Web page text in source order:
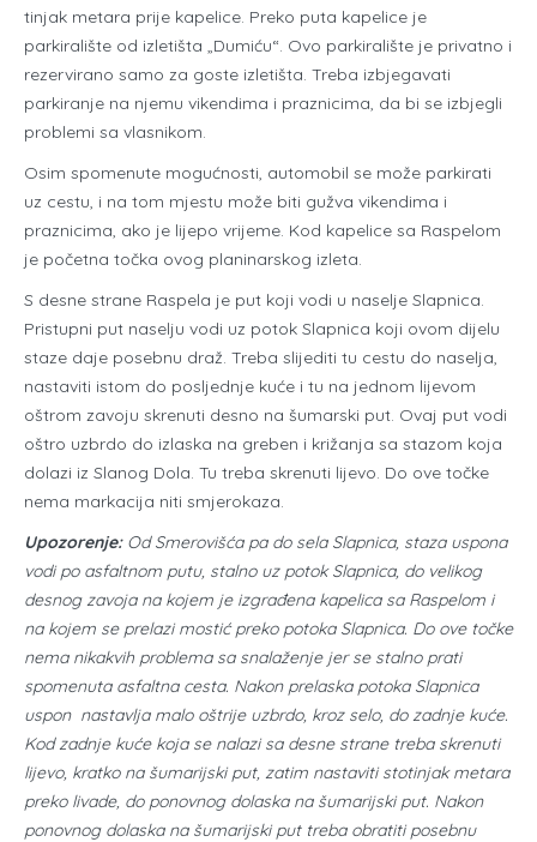
tinjak metara prije kapelice. Preko puta kapelice je
parkiralište od izletišta „Dumiću“. Ovo parkiralište je privatno i
rezervirano samo za goste izletišta. Treba izbjegavati
parkiranje na njemu vikendima i praznicima, da bi se izbjegli
problemi sa vlasnikom.
Osim spomenute mogućnosti, automobil se može parkirati
uz cestu, i na tom mjestu može biti gužva vikendima i
praznicima, ako je lijepo vrijeme. Kod kapelice sa Raspelom
je početna točka ovog planinarskog izleta.
S desne strane Raspela je put koji vodi u naselje Slapnica.
Pristupni put naselju vodi uz potok Slapnica koji ovom dijelu
staze daje posebnu draž. Treba slijediti tu cestu do naselja,
nastaviti istom do posljednje kuće i tu na jednom lijevom
oštrom zavoju skrenuti desno na šumarski put. Ovaj put vodi
oštro uzbrdo do izlaska na greben i križanja sa stazom koja
dolazi iz Slanog Dola. Tu treba skrenuti lijevo. Do ove točke
nema markacija niti smjerokaza.
Upozorenje:Od Smerovišća pa do sela Slapnica, staza uspona
vodi po asfaltnom putu, stalno uz potok Slapnica, do velikog
desnog zavoja na kojem je izgrađena kapelica sa Raspelom i
na kojem se prelazi mostić preko potoka Slapnica. Do ove točke
nema nikakvih problema sa snalaženje jer se stalno prati
spomenuta asfaltna cesta. Nakon prelaska potoka Slapnica
uspon nastavlja malo oštrije uzbrdo, kroz selo, do zadnje kuće.
Kod zadnje kuće koja se nalazi sa desne strane treba skrenuti
lijevo, kratko na šumarijski put, zatim nastaviti stotinjak metara
preko livade, do ponovnog dolaska na šumarijski put. Nakon
ponovnog dolaska na šumarijski put treba obratiti posebnu